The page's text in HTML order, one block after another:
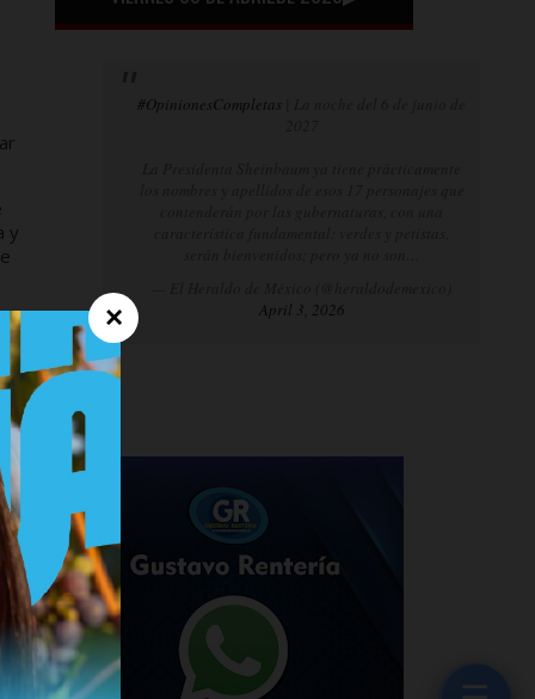
y
×
#OpinionesCompletas
April 3, 2026